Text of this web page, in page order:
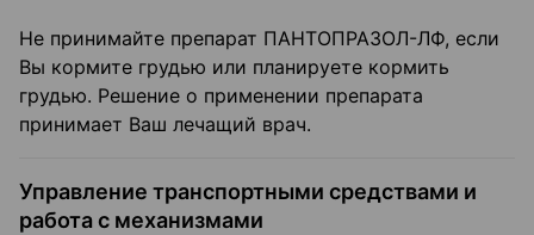
Не принимайте препарат ПАНТОПРАЗОЛ-ЛФ, если
Вы кормите грудью или планируете кормить
грудью. Решение о применении препарата
принимает Ваш лечащий врач.
Управление транспортными средствами и
работа с механизмами